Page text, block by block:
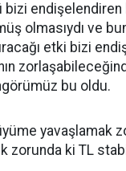
endişelendiren
olmasıydı ve
etki bizi
bu oldu.
yavaşlamak
zorunda ki TL